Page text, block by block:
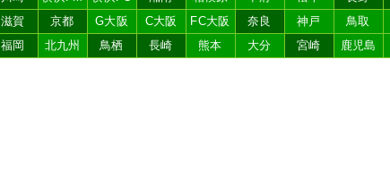
滋賀 京都 G大阪 C大阪 FC大阪 奈良 神戸 鳥取
福岡 北九州 鳥栖 長崎 熊本 大分 宮崎 鹿児島